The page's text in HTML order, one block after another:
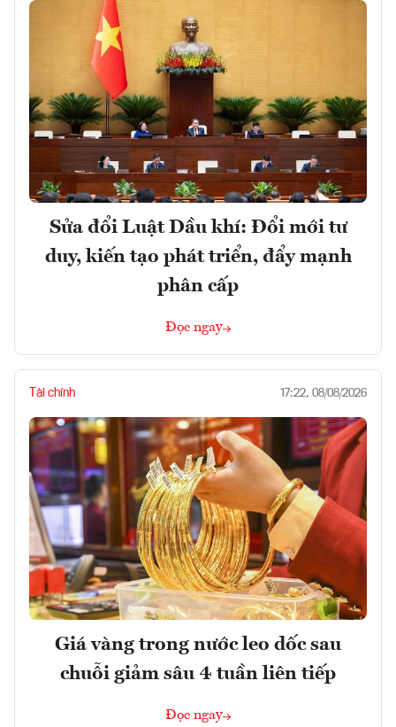
Sửa đổi Luật Dầu khí: Đổi mới tư
duy, kiến tạo phát triển, đẩy mạnh
phân cấp
Đọc ngay
Tài chính 17:22, 08/08/2026
Giá vàng trong nước leo dốc sau
chuỗi giảm sâu 4 tuần liên tiếp
Đọc ngay